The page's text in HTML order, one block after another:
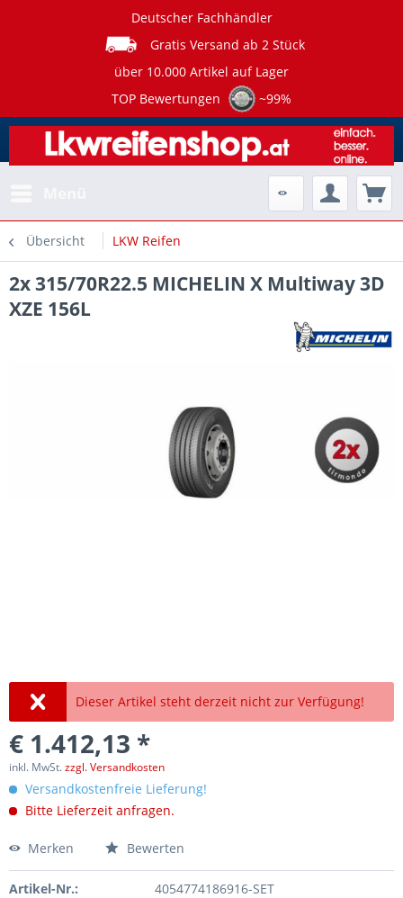
Deutscher Fachhändler
Gratis Versand ab 2 Stück
über 10.000 Artikel auf Lager
TOP Bewertungen
~99%
Übersicht LKW Reifen
2x 315/70R22.5 MICHELIN X Multiway 3D
XZE 156L
Dieser Artikel steht derzeit nicht zur Verfügung!
€ 1.412,13 *
inkl. MwSt.zzgl. Versandkosten
Versandkostenfreie Lieferung!
Bitte Lieferzeit anfragen.
Merken Bewerten
Artikel-Nr.: 4054774186916-SET